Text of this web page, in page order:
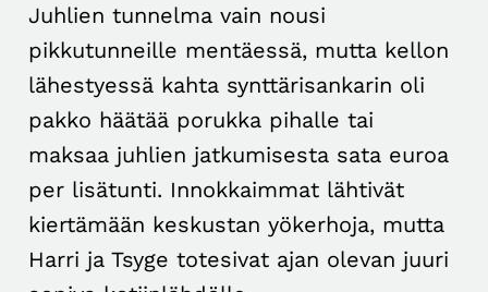
Juhlien tunnelma vain nousi
pikkutunneille mentäessä, mutta kellon
lähestyessä kahta synttärisankarin oli
pakko häätää porukka pihalle tai
maksaa juhlien jatkumisesta sata euroa
per lisätunti. Innokkaimmat lähtivät
kiertämään keskustan yökerhoja, mutta
Harri ja Tsyge totesivat ajan olevan juuri